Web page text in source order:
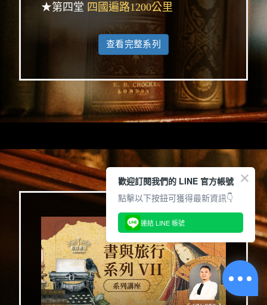
★第四堂 四國遍路1200公里
查看完整系列
歡迎訂閱我們的 LINE 官方帳號
點擊以下按鈕可獲得最新資訊👇
連結 LINE 帳號